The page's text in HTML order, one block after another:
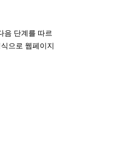
음 단계를 따르
으로 웹페이지